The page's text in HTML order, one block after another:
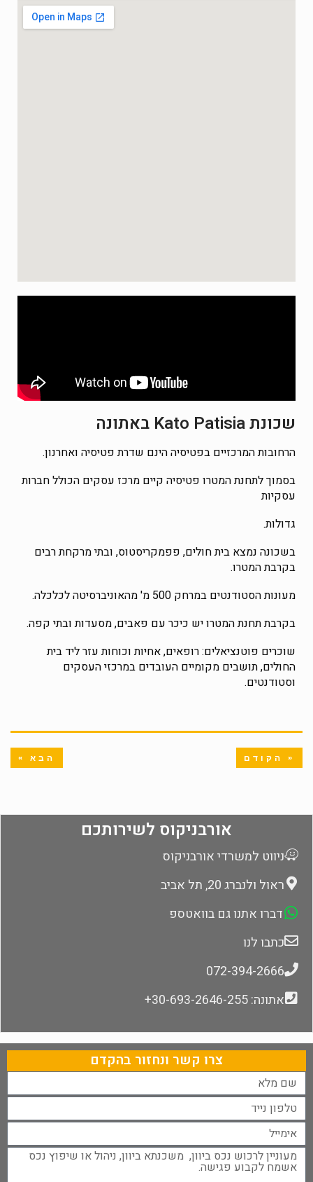
שכונת Kato Patisia באתונה
הרחובות המרכזיים בפטיסיה הינם שדרת פטיסיה ואחרנון.
בסמוך לתחנת המטרו פטיסיה קיים מרכז עסקים הכולל חברות
עסקיות
גדולות.
בשכונה נמצא בית חולים, פפמקריסטוס, ובתי מרקחת רבים
בקרבת המטרו.
מעונות הסטודנטים במרחק 500 מ' מהאוניברסיטה לכלכלה.
בקרבת תחנת המטרו יש כיכר עם פאבים, מסעדות ובתי קפה.
שוכרים פוטנציאלים: רופאים, אחיות וכוחות עזר ליד בית
החולים, תושבים מקומיים העובדים במרכזי העסקים
וסטודנטים.
« הקודם הבא »
אורבניקוס לשירותכם
ניווט למשרדי אורבניקוס
ראול ולנברג 20, תל אביב
דברו אתנו גם בוואטספ
כתבו לנו
072-394-2666
אתונה: 30-693-2646-255+
צרו קשר ונחזור בהקדם